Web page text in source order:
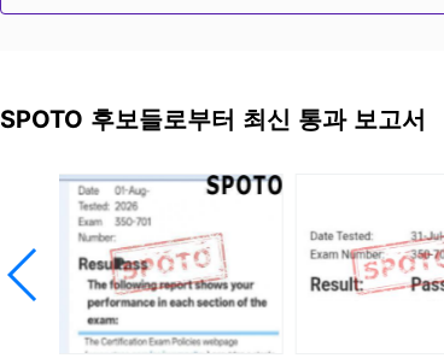
가시성 및 시행
SPOTO 후보들로부터 최신 통과 보고서